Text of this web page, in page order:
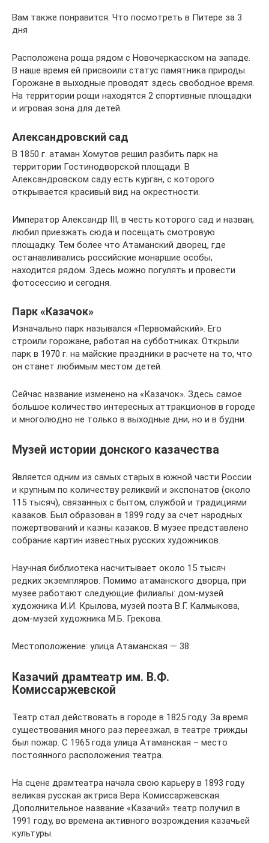
Вам также понравится: Что посмотреть в Питере за 3
дня
Расположена роща рядом с Новочеркасском на западе.
В наше время ей присвоили статус памятника природы.
Горожане в выходные проводят здесь свободное время.
На территории рощи находятся 2 спортивные площадки
и игровая зона для детей.
Александровский сад
В 1850 г. атаман Хомутов решил разбить парк на
территории Гостинодворской площади. В
Александровском саду есть курган, с которого
открывается красивый вид на окрестности.
Император Александр III, в честь которого сад и назван,
любил приезжать сюда и посещать смотровую
площадку. Тем более что Атаманский дворец, где
останавливались российские монаршие особы,
находится рядом. Здесь можно погулять и провести
фотосессию и сегодня.
Парк «Казачок»
Изначально парк назывался «Первомайский». Его
строили горожане, работая на субботниках. Открыли
парк в 1970 г. на майские праздники в расчете на то, что
он станет любимым местом детей.
Сейчас название изменено на «Казачок». Здесь самое
большое количество интересных аттракционов в городе
и многолюдно не только в выходные дни, но и в будни.
Музей истории донского казачества
Является одним из самых старых в южной части России
и крупным по количеству реликвий и экспонатов (около
115 тысяч), связанных с бытом, службой и традициями
казаков. Был образован в 1899 году за счет народных
пожертвований и казны казаков. В музее представлено
собрание картин известных русских художников.
Научная библиотека насчитывает около 15 тысяч
редких экземпляров. Помимо атаманского дворца, при
музее работают следующие филиалы: дом-музей
художника И.И. Крылова, музей поэта В.Г. Калмыкова,
дом-музей художника М.Б. Грекова.
Местоположение: улица Атаманская — 38.
Казачий драмтеатр им. В.Ф.
Комиссаржевской
Театр стал действовать в городе в 1825 году. За время
существования много раз переезжал, в театре трижды
был пожар. С 1965 года улица Атаманская – место
постоянного расположения театра.
На сцене драмтеатра начала свою карьеру в 1893 году
великая русская актриса Вера Комиссаржевская.
Дополнительное название «Казачий» театр получил в
1991 году, во времена активного возрождения казачьей
культуры.